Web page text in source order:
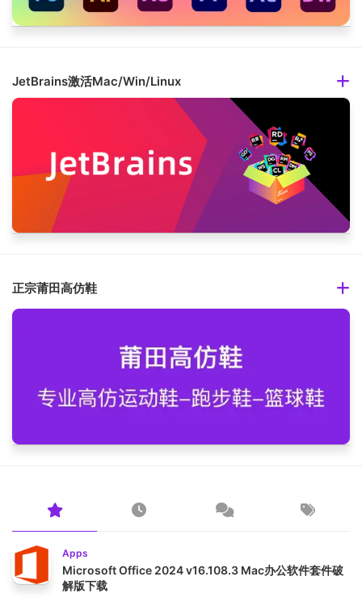
JetBrains激活Mac/Win/Linux
正宗莆田高仿鞋
Apps
Microsoft Office 2024 v16.108.3 Mac办公软件套件破
解版下载